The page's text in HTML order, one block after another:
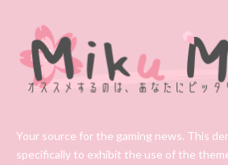
Your source for the gaming news. This
specifically to exhibit the use of the